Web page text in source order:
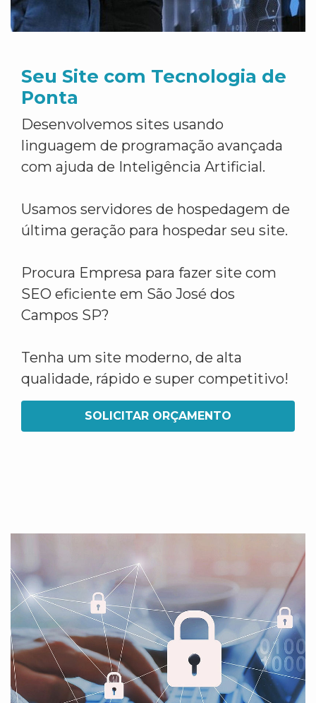
Seu Site com Tecnologia de
Ponta
Desenvolvemos sites usando
linguagem de programação avançada
com ajuda de Inteligência Artificial.
Usamos servidores de hospedagem de
última geração para hospedar seu site.
Procura Empresa para fazer site com
SEO eficiente em São José dos
Campos SP?
Tenha um site moderno, de alta
qualidade, rápido e super competitivo!
SOLICITAR ORÇAMENTO